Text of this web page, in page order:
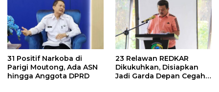
31 Positif Narkoba di
Parigi Moutong, Ada ASN
hingga Anggota DPRD
23 Relawan REDKAR
Dikukuhkan, Disiapkan
Jadi Garda Depan Cegah